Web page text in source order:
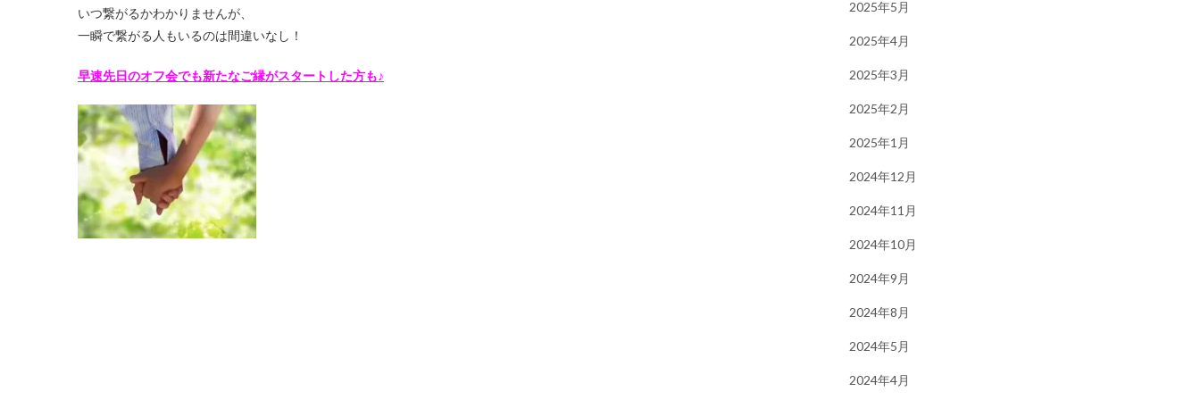
いつ繋がるかわかりませんが、
一瞬で繋がる人もいるのは間違いなし！
早速先日のオフ会でも新たなご縁がスタートした方も♪
2025年5月
2025年4月
2025年3月
2025年2月
2025年1月
2024年12月
2024年11月
2024年10月
2024年9月
2024年8月
2024年5月
2024年4月